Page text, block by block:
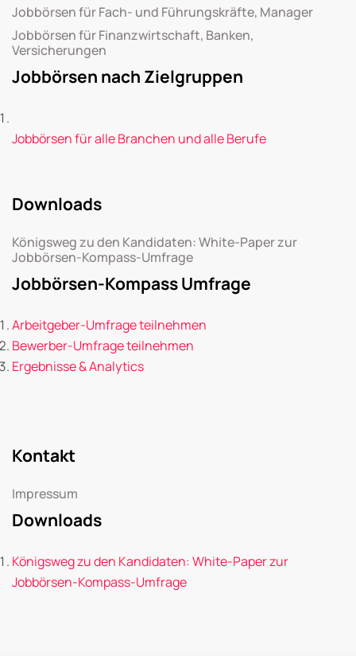
Jobbörsen für Fach- und Führungskräfte, Manager
Jobbörsen für Finanzwirtschaft, Banken,
Versicherungen
Jobbörsen nach Zielgruppen
Jobbörsen für alle Branchen und alle Berufe
Downloads
Königsweg zu den Kandidaten: White-Paper zur
Jobbörsen-Kompass-Umfrage
Jobbörsen-Kompass Umfrage
Arbeitgeber-Umfrage teilnehmen
Bewerber-Umfrage teilnehmen
Ergebnisse & Analytics
Kontakt
Impressum
Downloads
Königsweg zu den Kandidaten: White-Paper zur
Jobbörsen-Kompass-Umfrage